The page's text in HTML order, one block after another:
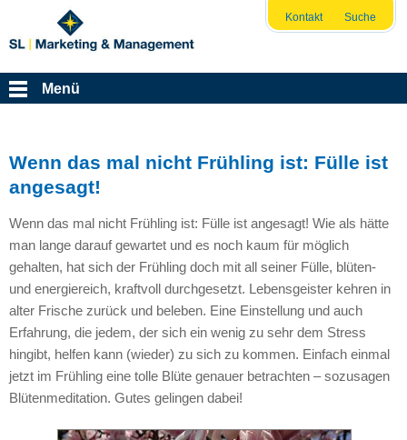
Kontakt Suche
Menü
Wenn das mal nicht Frühling ist: Fülle ist
angesagt!
Wenn das mal nicht Frühling ist: Fülle ist angesagt! Wie als hätte
man lange darauf gewartet und es noch kaum für möglich
gehalten, hat sich der Frühling doch mit all seiner Fülle, blüten-
und energiereich, kraftvoll durchgesetzt. Lebensgeister kehren in
alter Frische zurück und beleben. Eine Einstellung und auch
Erfahrung, die jedem, der sich ein wenig zu sehr dem Stress
hingibt, helfen kann (wieder) zu sich zu kommen. Einfach einmal
jetzt im Frühling eine tolle Blüte genauer betrachten – sozusagen
Blütenmeditation. Gutes gelingen dabei!